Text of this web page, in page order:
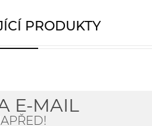
PRODUKTY
E-MAIL